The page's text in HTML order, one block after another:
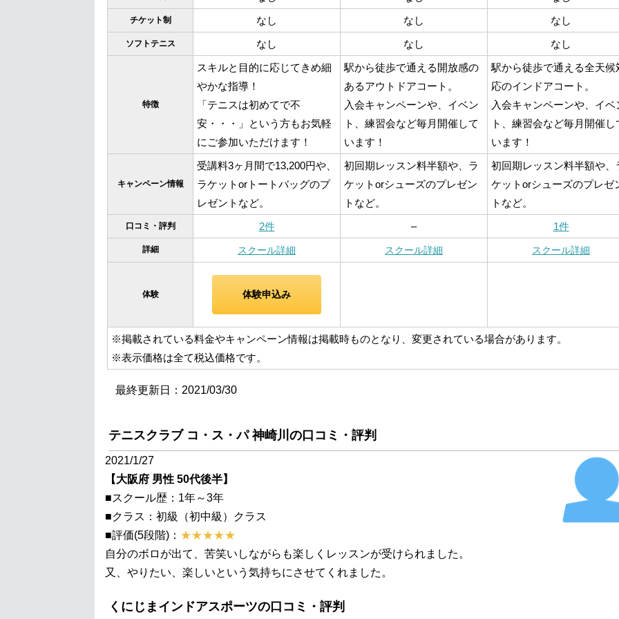
チケット制 なし なし なし
ソフトテニス なし なし なし
特徴
スキルと目的に応じてきめ細
やかな指導！
「テニスは初めてで不
安・・・」という方もお気軽
にご参加いただけます！
駅から徒歩で通える開放感の
あるアウトドアコート。
入会キャンペーンや、イベン
ト、練習会など毎月開催して
います！
駅から徒歩で通える全天候
応のインドアコート。
入会キャンペーンや、イベ
ト、練習会など毎月開催し
います！
キャンペーン情報
受講料3ヶ月間で13,200円や、
ラケットorトートバッグのプ
レゼントなど。
初回期レッスン料半額や、ラ
ケットorシューズのプレゼン
トなど。
初回期レッスン料半額や、
ケットorシューズのプレゼ
トなど。
口コミ・評判 2件 – 1件
詳細 スクール詳細 スクール詳細 スクール詳細
体験 体験申込み
※掲載されている料金やキャンペーン情報は掲載時ものとなり、変更されている場合があります。
※表示価格は全て税込価格です。
最終更新日：2021/03/30
テニスクラブ コ・ス・パ 神崎川の口コミ・評判
2021/1/27
【大阪府 男性 50代後半】
■スクール歴：1年～3年
■クラス：初級（初中級）クラス
■評価(5段階)： ★★★★★
自分のボロが出て、苦笑いしながらも楽しくレッスンが受けられました。
又、やりたい、楽しいという気持ちにさせてくれました。
くにじまインドアスポーツの口コミ・評判